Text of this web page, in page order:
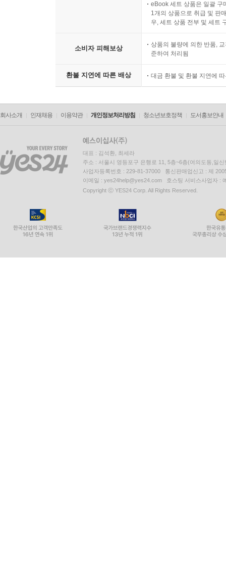
eBook 세트 상품은 일괄 구
1개의 상품으로 취급 및 판
우, 세트 상품 전부 및 세트
소비자 피해보상
상품의 불량에 의한 반품,
준하여 처리됨
환불 지연에 따른 배상 대금 환불 및 환불 지연에
회사소개 인재채용 이용약관 개인정보처리방침 청소년보호정책 도서홍보안내
대표 : 김석환, 최세라
주소 : 서울시 영등포구 은행로 11, 5층~6층(여의도동,일신
사업자등록번호 : 229-81-37000 통신판매업신고 : 제
이메일 : yes24help@yes24.com 호스팅 서비스사업자 :
Copyright ⓒ YES24 Corp. All Rights Reserved.